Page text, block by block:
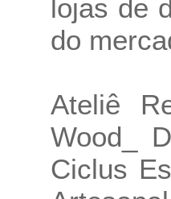
lojas de
do
Ateliê
Wood_
Ciclus